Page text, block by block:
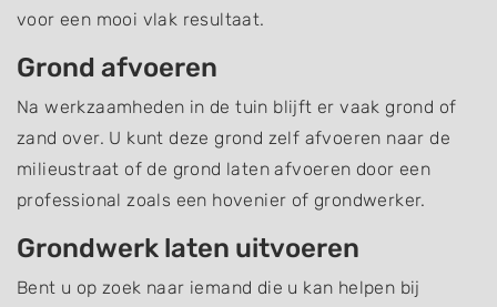
voor een mooi vlak resultaat.
Grond afvoeren
Na werkzaamheden in de tuin blijft er vaak grond of
zand over. U kunt deze grond zelf afvoeren naar de
milieustraat of de grond laten afvoeren door een
professional zoals een hovenier of grondwerker.
Grondwerk laten uitvoeren
Bent u op zoek naar iemand die u kan helpen bij